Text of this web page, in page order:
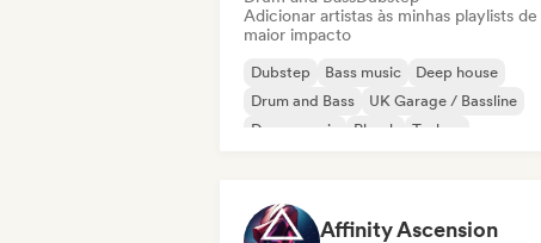
Adicionar artistas às minhas playlists de
maior impacto
Dubstep Bass music
Deep house
Drum and Bass
UK Garage / Bassline
Dance music
Phonk Techno
Affinity Ascension